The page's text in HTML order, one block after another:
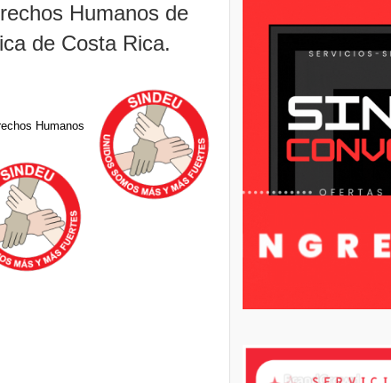
Humanos de
de Costa Rica.
Humanos